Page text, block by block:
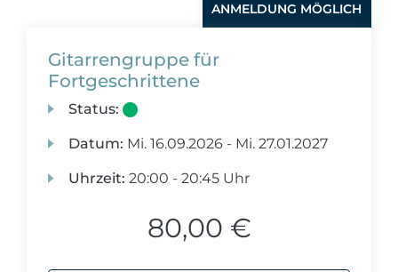
ANMELDUNG MÖGLICH
Gitarrengruppe für
Fortgeschrittene
Status:
Datum: Mi. 16.09.2026 - Mi. 27.01.2027
Uhrzeit: 20:00 - 20:45 Uhr
80,00 €